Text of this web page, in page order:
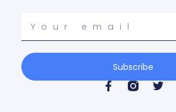
email
Subscribe
F
a
T